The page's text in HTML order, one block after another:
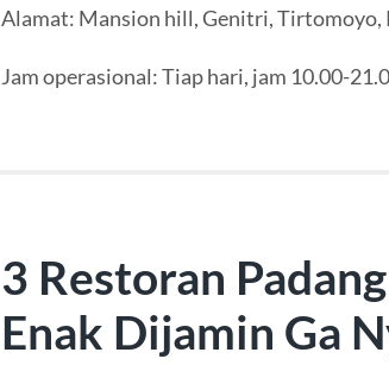
Alamat: Mansion hill, Genitri, Tirtomoyo,
Jam operasional: Tiap hari, jam 10.00-
3 Restoran
Enak Dijamin Ga